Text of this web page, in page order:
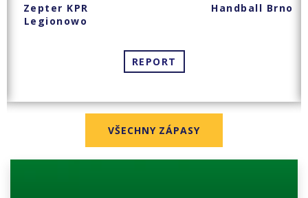
Zepter KPR
Legionowo
Handball Brno
REPORT
VŠECHNY ZÁPASY